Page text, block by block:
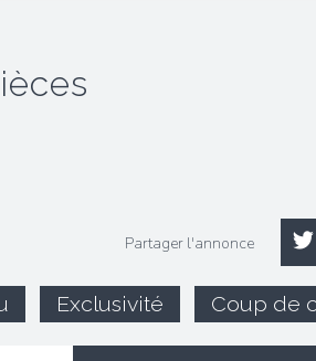
Partager l'annonce
Exclusivité Coup de